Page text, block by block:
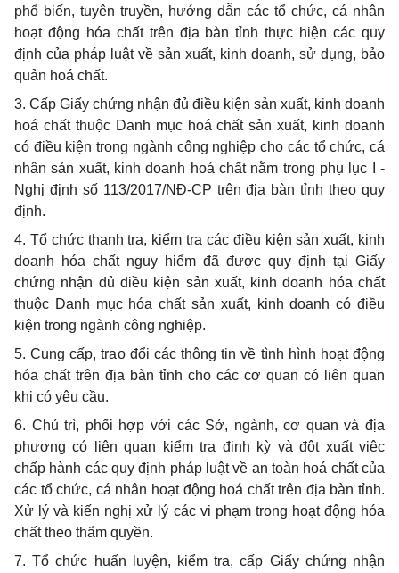
phổ biến, tuyên truyền, hướng dẫn các tổ chức, cá nhân
hoạt động hóa chất trên địa bàn tỉnh thực hiện các quy
định của pháp luật về sản xuất, kinh doanh, sử dụng, bảo
quản hoá chất.
3. Cấp Giấy chứng nhận đủ điều kiện sản xuất, kinh doanh
hoá chất thuộc Danh mục hoá chất sản xuất, kinh doanh
có điều kiện trong ngành công nghiệp cho các tổ chức, cá
nhân sản xuất, kinh doanh hoá chất nằm trong phụ lục I -
Nghị định số 113/2017/NĐ-CP trên địa bàn tỉnh theo quy
định.
4. Tổ chức thanh tra, kiểm tra các điều kiện sản xuất, kinh
doanh hóa chất nguy hiểm đã được quy định tại Giấy
chứng nhận đủ điều kiện sản xuất, kinh doanh hóa chất
thuộc Danh mục hóa chất sản xuất, kinh doanh có điều
kiện trong ngành công nghiệp.
5. Cung cấp, trao đổi các thông tin về tình hình hoạt động
hóa chất trên địa bàn tỉnh cho các cơ quan có liên quan
khi có yêu cầu.
6. Chủ trì, phối hợp với các Sở, ngành, cơ quan và địa
phương có liên quan kiểm tra định kỳ và đột xuất việc
chấp hành các quy định pháp luật về an toàn hoá chất của
các tổ chức, cá nhân hoạt động hoá chất trên địa bàn tỉnh.
Xử lý và kiến nghị xử lý các vi phạm trong hoạt động hóa
chất theo thẩm quyền.
7. Tổ chức huấn luyện, kiểm tra, cấp Giấy chứng nhận